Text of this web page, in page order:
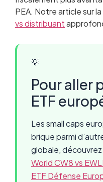
PEA. Notre article sur la
vs distribuant
💡
Pour aller
ETF
Les small caps
brique parmi
globale,
World CW8 vs
ETF Défense